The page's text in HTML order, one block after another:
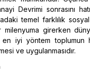
Devrimi sonrasını
temel farklılık
milenyuma girerken
en iyi yöntem
ve uygulanmasıdır.